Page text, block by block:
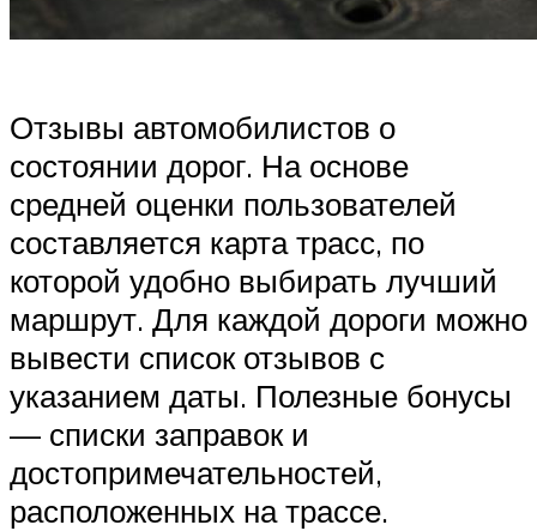
Отзывы автомобилистов о
состоянии дорог. На основе
средней оценки пользователей
составляется карта трасс, по
которой удобно выбирать лучший
маршрут. Для каждой дороги можно
вывести список отзывов с
указанием даты. Полезные бонусы
— списки заправок и
достопримечательностей,
расположенных на трассе.